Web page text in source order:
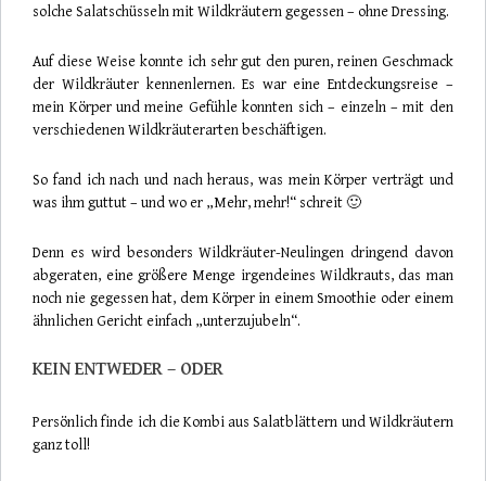
solche Salatschüsseln mit Wildkräutern gegessen – ohne Dressing.
Auf diese Weise konnte ich sehr gut den puren, reinen Geschmack
der Wildkräuter kennenlernen. Es war eine Entdeckungsreise –
mein Körper und meine Gefühle konnten sich – einzeln – mit den
verschiedenen Wildkräuterarten beschäftigen.
So fand ich nach und nach heraus, was mein Körper verträgt und
was ihm guttut – und wo er „Mehr, mehr!“ schreit 🙂
Denn es wird besonders Wildkräuter-Neulingen dringend davon
abgeraten, eine größere Menge irgendeines Wildkrauts, das man
noch nie gegessen hat, dem Körper in einem Smoothie oder einem
ähnlichen Gericht einfach „unterzujubeln“.
KEIN ENTWEDER – ODER
Persönlich finde ich die Kombi aus Salatblättern und Wildkräutern
ganz toll!